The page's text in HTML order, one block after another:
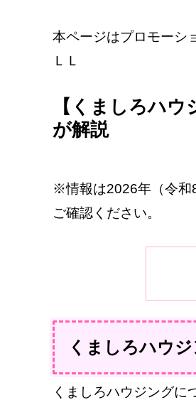
本ページはプロモーシ
ＬＬ
【くましろハ
が解説
※情報は2026年（令和
ご確認ください。
くましろハウ
くましろハウジングに